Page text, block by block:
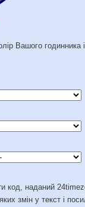
Вашого
код, наданий
яких змін у текст і